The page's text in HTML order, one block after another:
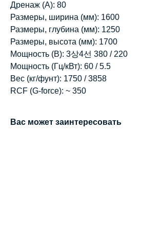
Дренаж (А): 80
Размеры, ширина (мм): 1600
Размеры, глубина (мм): 1250
Размеры, высота (мм): 1700
Мощность (В): 3상4선 380 / 220
Мощность (Гц/кВт): 60 / 5.5
Вес (кг/фунт): 1750 / 3858
RCF (G-force): ~ 350
Вас может заинтересовать